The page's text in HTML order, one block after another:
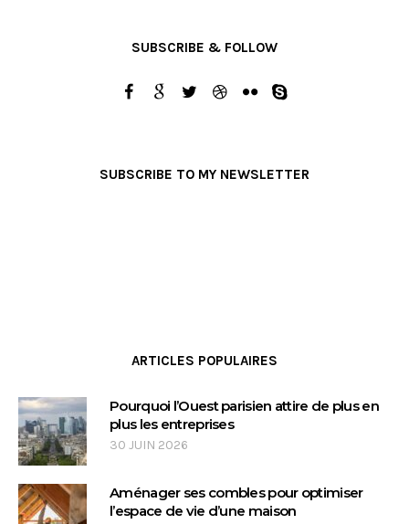
SUBSCRIBE & FOLLOW
SUBSCRIBE TO MY NEWSLETTER
ARTICLES POPULAIRES
Pourquoi l’Ouest parisien attire de plus en
plus les entreprises
30 JUIN 2026
Aménager ses combles pour optimiser
l’espace de vie d’une maison